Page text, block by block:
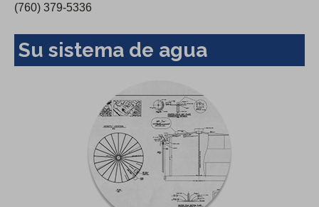
(760) 379-5336
Su sistema de agua